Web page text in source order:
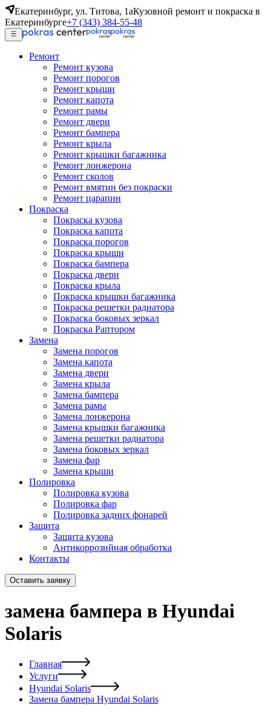
Екатеринбург, ул. Титова, 1аКузовной ремонт и покраска в
Екатеринбурге+7 (343) 384-55-48
Ремонт
Ремонт кузова
Ремонт порогов
Ремонт крыши
Ремонт капота
Ремонт рамы
Ремонт двери
Ремонт бампера
Ремонт крыла
Ремонт крышки багажника
Ремонт лонжерона
Ремонт сколов
Ремонт вмятин без покраски
Ремонт царапин
Покраска
Покраска кузова
Покраска капота
Покраска порогов
Покраска крыши
Покраска бампера
Покраска двери
Покраска крыла
Покраска крышки багажника
Покраска решетки радиатора
Покраска боковых зеркал
Покраска Раптором
Замена
Замена порогов
Замена капота
Замена двери
Замена крыла
Замена бампера
Замена рамы
Замена лонжерона
Замена крышки багажника
Замена решетки радиатора
Замена боковых зеркал
Замена фар
Замена крыши
Полировка
Полировка кузова
Полировка фар
Полировка задних фонарей
Защита
Защита кузова
Антикоррозийная обработка
Контакты
Оставить заявку
замена бампера в Hyundai
Solaris
Главная
Услуги
Hyundai Solaris
Замена бампера Hyundai Solaris